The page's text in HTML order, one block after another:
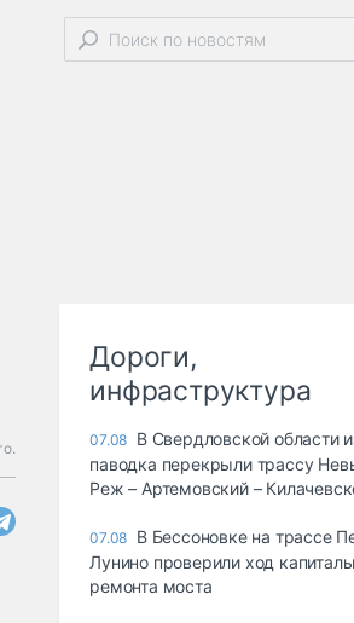
Дороги,
инфраструктура
07.08 В Свердловской области
паводка перекрыли трассу
Реж – Артемовский –
07.08 В Бессоновке на трассе
Лунино проверили ход
ремонта моста